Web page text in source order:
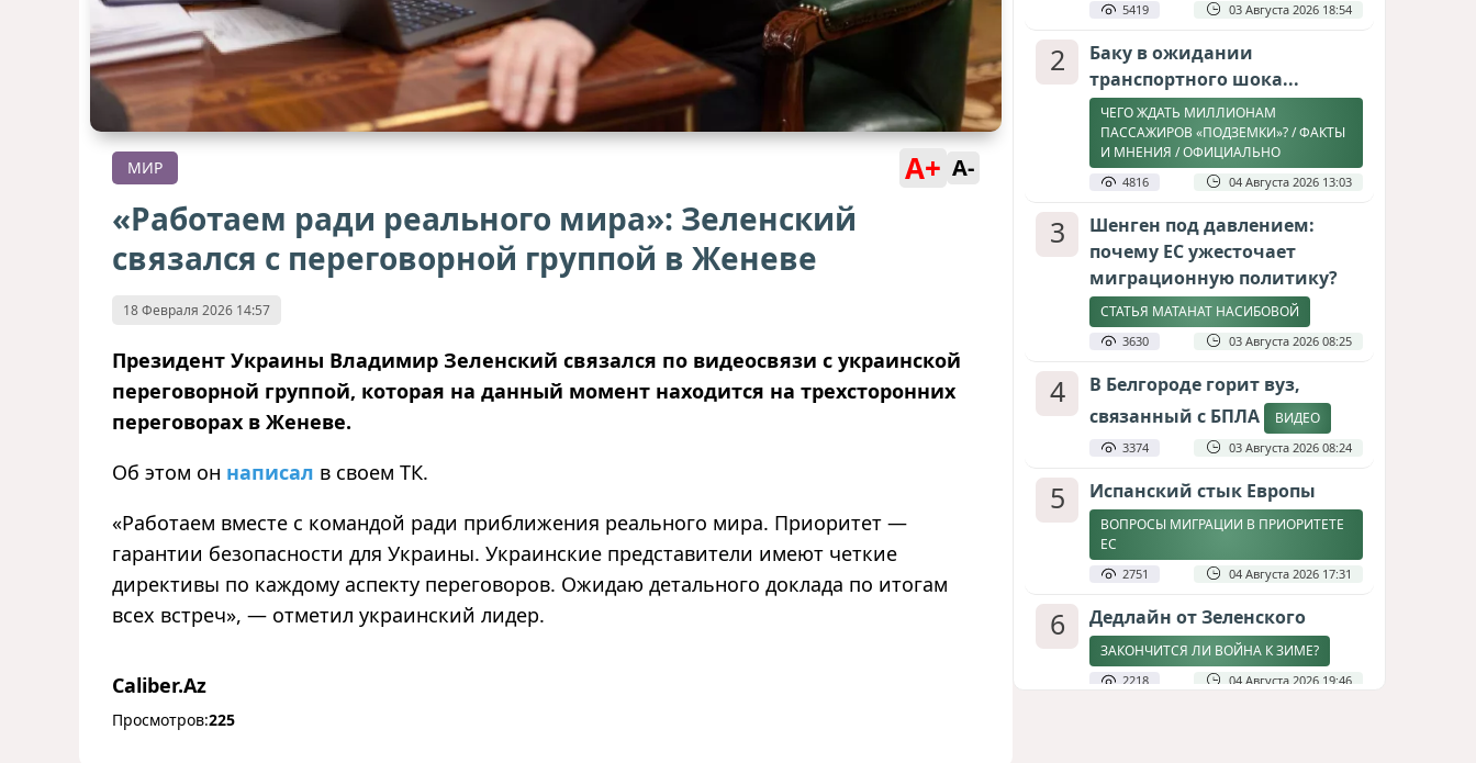
МИР A+ A-
«Работаем ради реального мира»: Зеленский
связался с переговорной группой в Женеве
18 Февраля 2026 14:57
Президент Украины Владимир Зеленский связался по видеосвязи с украинской
переговорной группой, которая на данный момент находится на трехсторонних
переговорах в Женеве.
Об этом он написал в своем ТК.
«Работаем вместе с командой ради приближения реального мира. Приоритет —
гарантии безопасности для Украины. Украинские представители имеют четкие
директивы по каждому аспекту переговоров. Ожидаю детального доклада по итогам
всех встреч», — отметил украинский лидер.
Caliber.Az
Просмотров:225
5419 03 Августа 2026 18:54
2
Баку в ожидании
транспортного шока...
ЧЕГО ЖДАТЬ МИЛЛИОНАМ
ПАССАЖИРОВ «ПОДЗЕМКИ»? / ФАКТЫ
И МНЕНИЯ / ОФИЦИАЛЬНО
4816 04 Августа 2026 13:03
3
Шенген под давлением:
почему ЕС ужесточает
миграционную политику?
СТАТЬЯ МАТАНАТ НАСИБОВОЙ
3630 03 Августа 2026 08:25
4
В Белгороде горит вуз,
связанный с БПЛА
ВИДЕО
3374 03 Августа 2026 08:24
5 Испанский стык Европы
ВОПРОСЫ МИГРАЦИИ В ПРИОРИТЕТЕ
ЕС
2751 04 Августа 2026 17:31
6 Дедлайн от Зеленского
ЗАКОНЧИТСЯ ЛИ ВОЙНА К ЗИМЕ?
2218 04 Августа 2026 19:46